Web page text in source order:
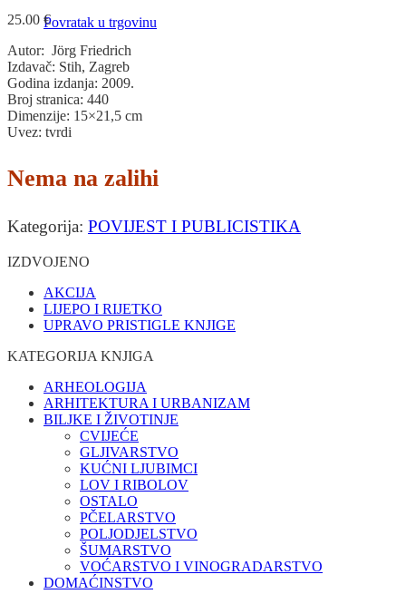
Povratak u trgovinu
25.00 €
Autor: Jörg Friedrich
Izdavač: Stih, Zagreb
Godina izdanja: 2009.
Broj stranica: 440
Dimenzije: 15×21,5 cm
Uvez: tvrdi
Nema na zalihi
Kategorija: POVIJEST I PUBLICISTIKA
IZDVOJENO
AKCIJA
LIJEPO I RIJETKO
UPRAVO PRISTIGLE KNJIGE
KATEGORIJA KNJIGA
ARHEOLOGIJA
ARHITEKTURA I URBANIZAM
BILJKE I ŽIVOTINJE
CVIJEĆE
GLJIVARSTVO
KUĆNI LJUBIMCI
LOV I RIBOLOV
OSTALO
PČELARSTVO
POLJODJELSTVO
ŠUMARSTVO
VOĆARSTVO I VINOGRADARSTVO
DOMAĆINSTVO